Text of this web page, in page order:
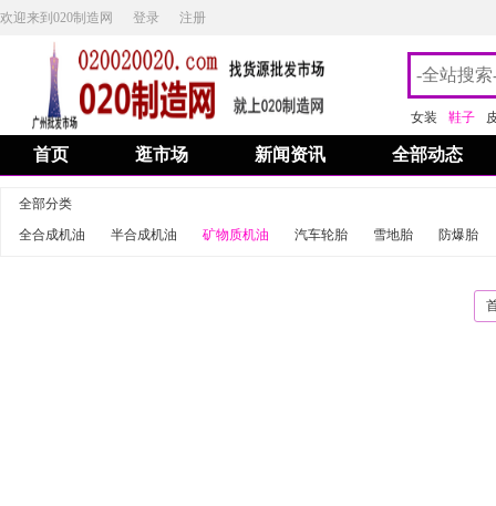
欢迎来到020制造网 登录 注册
女装 鞋子
首页 逛市场 新闻资讯 全部动态
全部分类
全合成机油
半合成机油 矿物质机油 汽车轮胎 雪地胎 防爆胎